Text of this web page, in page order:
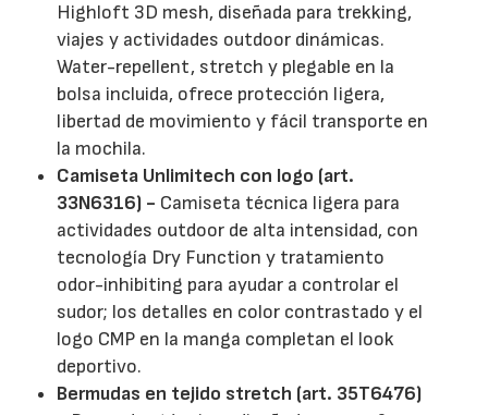
Highloft 3D mesh, diseñada para trekking,
viajes y actividades outdoor dinámicas.
Water-repellent, stretch y plegable en la
bolsa incluida, ofrece protección ligera,
libertad de movimiento y fácil transporte en
la mochila.
Camiseta Unlimitech con logo (art.
33N6316) - Camiseta técnica ligera para
actividades outdoor de alta intensidad, con
tecnología Dry Function y tratamiento
odor-inhibiting para ayudar a controlar el
sudor; los detalles en color contrastado y el
logo CMP en la manga completan el look
deportivo.
Bermudas en tejido stretch (art. 35T6476)